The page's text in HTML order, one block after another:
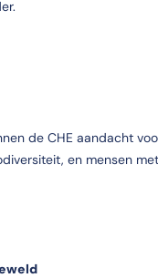
de CHE aandacht
en mensen